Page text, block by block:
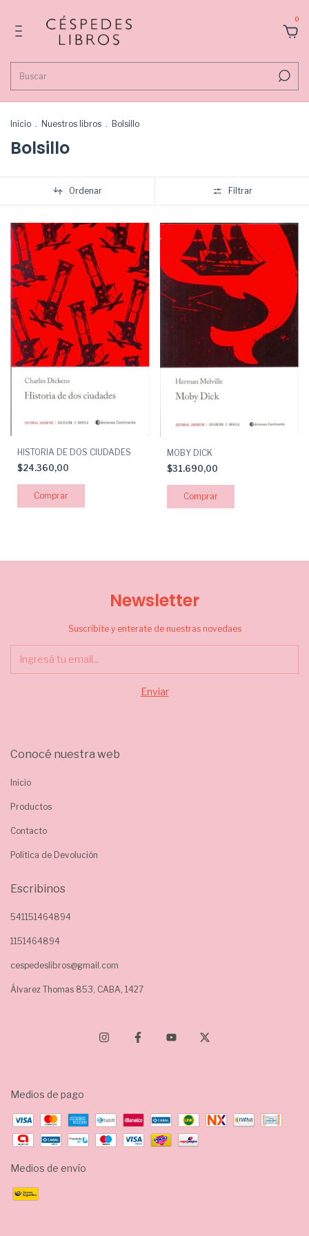
0
Inicio . Nuestros libros . Bolsillo
Bolsillo
Ordenar Filtrar
HISTORIA DE DOS CIUDADES
$24.360,00
MOBY DICK
$31.690,00
Newsletter
Suscribite y enterate de nuestras novedaes
Conocé nuestra web
Inicio
Productos
Contacto
Política de Devolución
Escribinos
541151464894
1151464894
cespedeslibros@gmail.com
Álvarez Thomas 853, CABA, 1427
Medios de pago
Medios de envío